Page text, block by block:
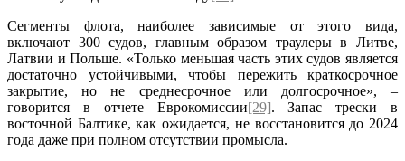
Сегменты флота, наиболее зависимые от этого вида,
включают 300 судов, главным образом траулеры в Литве,
Латвии и Польше. «Только меньшая часть этих судов является
достаточно устойчивыми, чтобы пережить краткосрочное
закрытие, но не среднесрочное или долгосрочное», –
говорится в отчете Еврокомиссии[29]. Запас трески в
восточной Балтике, как ожидается, не восстановится до 2024
года даже при полном отсутствии промысла.